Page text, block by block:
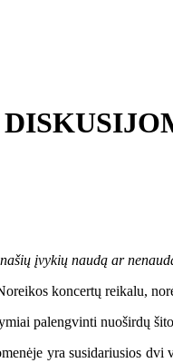
įvykių naudą ar
koncertų reikalu,
palengvinti nuoširdų
yra susidariusios